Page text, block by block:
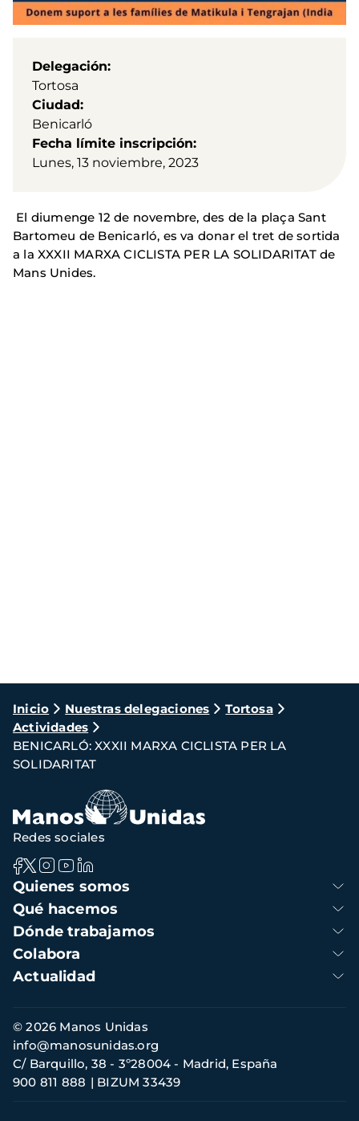
Delegación
Tortosa
Ciudad
Benicarló
Fecha límite inscripción
Lunes, 13 noviembre, 2023
El diumenge 12 de novembre, des de la plaça Sant
Bartomeu de Benicarló, es va donar el tret de sortida
a la XXXII MARXA CICLISTA PER LA SOLIDARITAT de
Mans Unides.
Ruta
de
navegación
Inicio Nuestras delegaciones
Tortosa
Actividades
BENICARLÓ: XXXII MARXA CICLISTA PER LA
SOLIDARITAT
Navegación
principal
Quienes somos
Qué hacemos
Dónde trabajamos
Colabora
Actualidad
Redes sociales
Información
de
contacto
© 2026 Manos Unidas
C/ Barquillo, 38 - 3º28004 - Madrid, España
900 811 888
BIZUM 33439
info@manosunidas.org